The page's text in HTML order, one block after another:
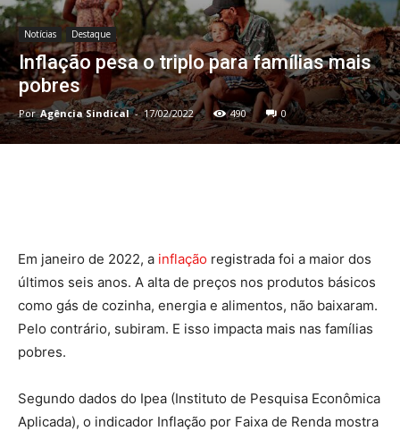
Notícias Destaque
Inflação pesa o triplo para famílias mais
pobres
Por Agência Sindical - 17/02/2022 490 0
Em janeiro de 2022, a inflação registrada foi a maior dos
últimos seis anos. A alta de preços nos produtos básicos
como gás de cozinha, energia e alimentos, não baixaram.
Pelo contrário, subiram. E isso impacta mais nas famílias
pobres.
Segundo dados do Ipea (Instituto de Pesquisa Econômica
Aplicada), o indicador Inflação por Faixa de Renda mostra